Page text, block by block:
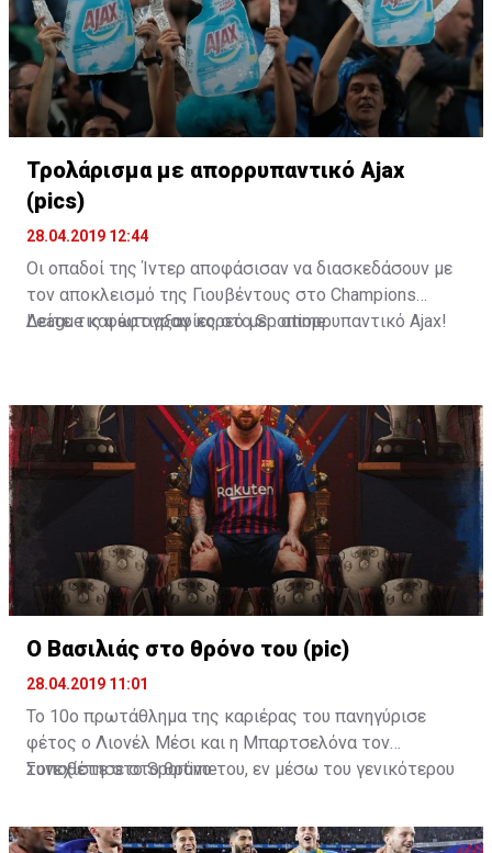
Τρολάρισμα με απορρυπαντικό Ajax
(pics)
28.04.2019 12:44
Οι οπαδοί της Ίντερ αποφάσισαν να διασκεδάσουν με
τον αποκλεισμό της Γιουβέντους στο Champions
League και έφτιαξαν κορεό με... απορρυπαντικό Ajax!
Δείτε τις φωτογραφίες στοSportime
Ο Βασιλιάς στο θρόνο του (pic)
28.04.2019 11:01
Το 10ο πρωτάθλημα της καριέρας του πανηγύρισε
φέτος ο Λιονέλ Μέσι και η Μπαρτσελόνα τον
τοποθέτησε στο θρόνο του, εν μέσω του γενικότερου
Συνεχίστε στοSportime